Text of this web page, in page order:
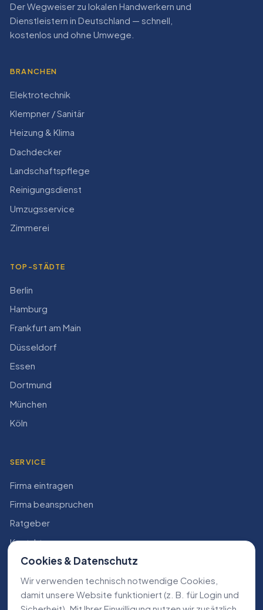
Der Wegweiser zu lokalen Handwerkern und
Dienstleistern in Deutschland — schnell,
kostenlos und ohne Umwege.
BRANCHEN
Elektrotechnik
Klempner / Sanitär
Heizung & Klima
Dachdecker
Landschaftspflege
Reinigungsdienst
Umzugsservice
Zimmerei
TOP-STÄDTE
Berlin
Hamburg
Frankfurt am Main
Düsseldorf
Essen
Dortmund
München
Köln
SERVICE
Firma eintragen
Firma beanspruchen
Ratgeber
Kontakt
Konto
RECHTLICHES
Cookies & Datenschutz
Wir verwenden technisch notwendige Cookies,
damit unsere Website funktioniert (z. B. für Login und